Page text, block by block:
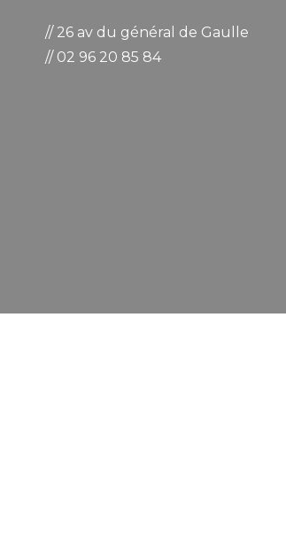
// 26 av du général de Gaulle
// 02 96 20 85 84